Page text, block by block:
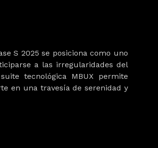
S 2025 se posiciona como uno
a las irregularidades del
tecnológica MBUX permite
en una travesía de serenidad y